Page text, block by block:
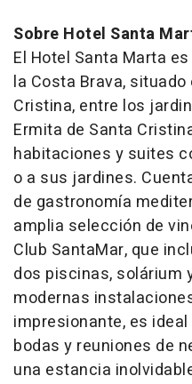
Sobre Hotel Santa
El Hotel Santa Marta
la Costa Brava,
Cristina, entre los
Ermita de Santa
habitaciones y suites
o a sus jardines.
de gastronomía
amplia selección de
Club SantaMar, que
dos piscinas, solárium
modernas
impresionante, es
bodas y reuniones de
una estancia